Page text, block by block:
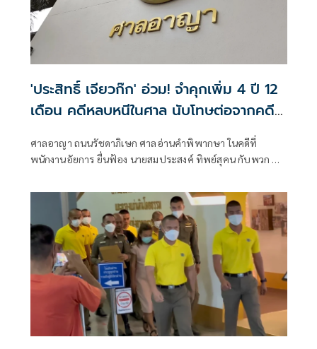
'ประสิทธิ์ เจียวก๊ก' อ่วม! จำคุกเพิ่ม 4 ปี 12
เดือน คดีหลบหนีในศาล นับโทษต่อจากคดี
ศาลอาญา ถนนรัชดาภิเษก ศาลอ่านคำพิพากษา ในคดีที่
พนักงานอัยการ ยื่นฟ้อง นายสมประสงค์ ทิพย์สุคน กับพวก ที่
ความผิดหลบหนีไประหว่างที่ถูกคุมขังตามอำนาจของศาล